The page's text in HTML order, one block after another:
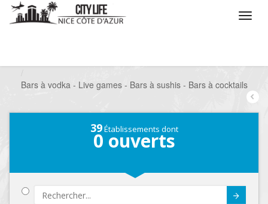
Bars à vodka - Live games - Bars à sushis - Bars à cocktails
39Établissements dont
0 ouverts